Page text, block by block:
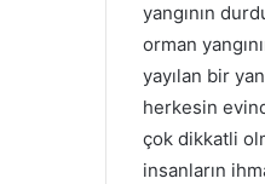
yangının
orman
yayılan bir
herkesin
çok dikkatli
insanların